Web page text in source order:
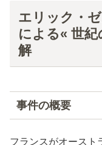
エリック・
による« 世
解
事件の概要
フランスがオースト